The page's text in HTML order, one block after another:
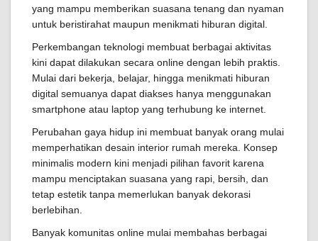
yang mampu memberikan suasana tenang dan nyaman
untuk beristirahat maupun menikmati hiburan digital.
Perkembangan teknologi membuat berbagai aktivitas
kini dapat dilakukan secara online dengan lebih praktis.
Mulai dari bekerja, belajar, hingga menikmati hiburan
digital semuanya dapat diakses hanya menggunakan
smartphone atau laptop yang terhubung ke internet.
Perubahan gaya hidup ini membuat banyak orang mulai
memperhatikan desain interior rumah mereka. Konsep
minimalis modern kini menjadi pilihan favorit karena
mampu menciptakan suasana yang rapi, bersih, dan
tetap estetik tanpa memerlukan banyak dekorasi
berlebihan.
Banyak komunitas online mulai membahas berbagai